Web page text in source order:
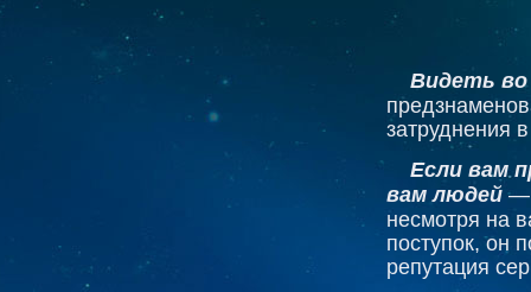
Видеть во
затруднения
Если вам
вам людей —
несмотря на
поступок, он
репутация